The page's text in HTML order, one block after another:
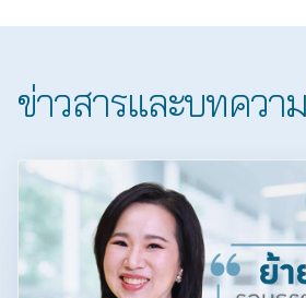
ข่าวสารและบทควา